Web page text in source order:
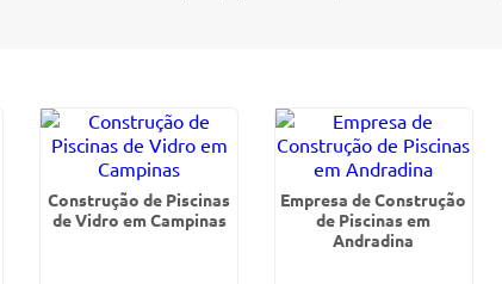
Construção de Piscinas
de Vidro em Campinas
Empresa de Construção
de Piscinas em
Andradina